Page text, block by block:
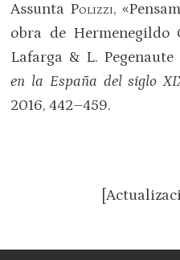
Assunta Polizzi,
obra de Hermenegildo
Lafarga & L. Pegenaute
en la España del siglo
2016, 442–459.